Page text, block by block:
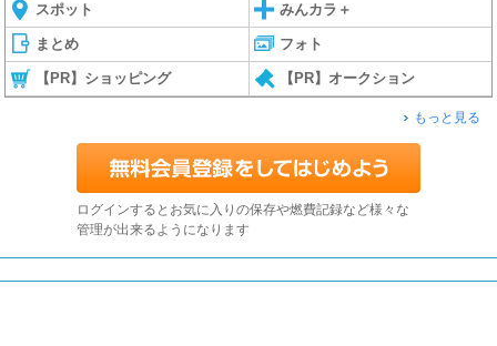
スポット みんカラ＋
まとめ フォト
【PR】ショッピング 【PR】オークション
もっと見る
ログインするとお気に入りの保存や燃費記録など様々な
管理が出来るようになります